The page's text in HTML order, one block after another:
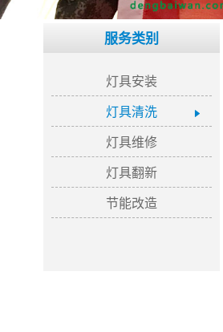
服务类别
灯具安装
灯具清洗
灯具维修
灯具翻新
节能改造